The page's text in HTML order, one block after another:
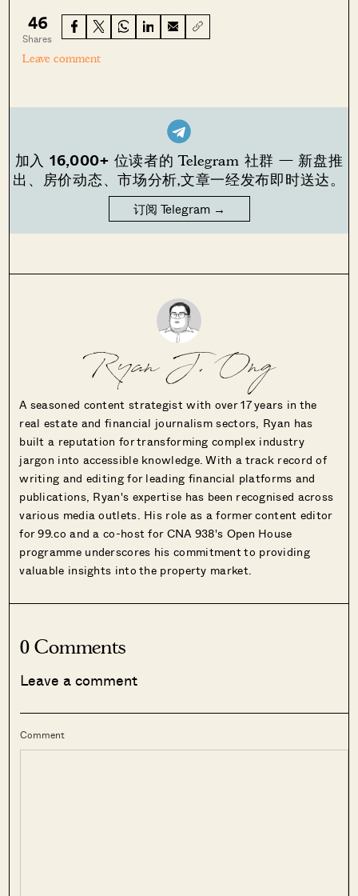
46
Shares
Leave comment
加入 16,000+ 位读者的 Telegram 社群 — 新盘推
出、房价动态、市场分析,文章一经发布即时送达。
订阅 Telegram →
Ryan J. Ong
A seasoned content strategist with over 17 years in the
real estate and financial journalism sectors, Ryan has
built a reputation for transforming complex industry
jargon into accessible knowledge. With a track record of
writing and editing for leading financial platforms and
publications, Ryan's expertise has been recognised across
various media outlets. His role as a former content editor
for 99.co and a co-host for CNA 938's Open House
programme underscores his commitment to providing
valuable insights into the property market.
0 Comments
Leave a comment
Comment